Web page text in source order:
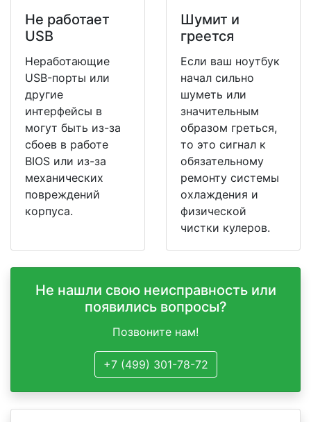
Не работает
USB
Неработающие
USB-порты или
другие
интерфейсы в
могут быть из-за
сбоев в работе
BIOS или из-за
механических
повреждений
корпуса.
Шумит и
греется
Если ваш ноутбук
начал сильно
шуметь или
значительным
образом греться,
то это сигнал к
обязательному
ремонту системы
охлаждения и
физической
чистки кулеров.
Не нашли свою неисправность или
появились вопросы?
Позвоните нам!
+7 (499) 301-78-72